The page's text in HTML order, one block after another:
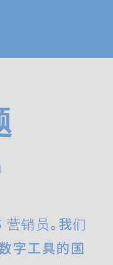
销员。我们
字工具的国